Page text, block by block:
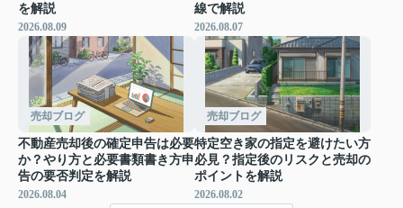
を解説
2026.08.09
線で解説
2026.08.07
売却ブログ
不動産売却後の確定申告は必要
か？やり方と必要書類書き方申
告の要否判定を解説
2026.08.04
売却ブログ
特定空き家の指定を避けたい方
必見？指定後のリスクと売却の
ポイントを解説
2026.08.02